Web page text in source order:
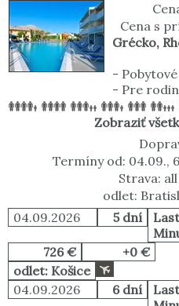
Cena s
Grécko,
-
- Pre
Zobraziť
Termíny od: 04.09.,
Strava:
odlet:
04.09.2026
5 dní
Last
726 €
+0 €
odlet: Košice
04.09.2026
6 dní
Last